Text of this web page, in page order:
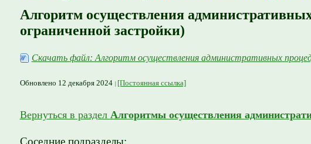
Алгоритм осуществления
ограниченной застройки)
Скачать файл: Алгоритм осуществления административных
Обновлено 12 декабря 2024 [Постоянная ссылка]
Вернуться в раздел Алгоритмы осуществления
Соседние подразделы: